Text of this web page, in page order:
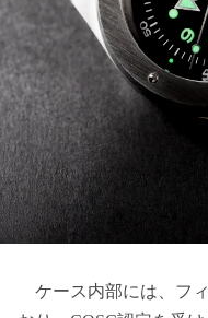
ケース内部には、フ